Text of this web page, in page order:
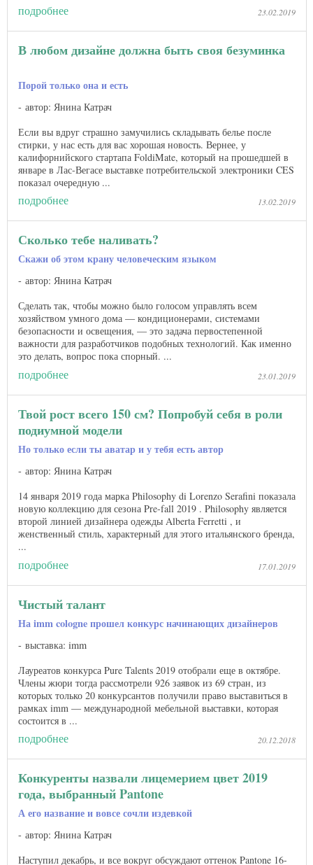
подробнее 23.02.2019
В любом дизайне должна быть своя безуминка
Порой только она и есть
автор: Янина Катрач
Если вы вдруг страшно замучились складывать белье после
стирки, у нас есть для вас хорошая новость. Вернее, у
калифорнийского стартапа FoldiMate, который на прошедшей в
январе в Лас-Вегасе выставке потребительской электроники CES
показал очередную ...
подробнее 13.02.2019
Сколько тебе наливать?
Скажи об этом крану человеческим языком
автор: Янина Катрач
Сделать так, чтобы можно было голосом управлять всем
хозяйством умного дома — кондиционерами, системами
безопасности и освещения, — это задача первостепенной
важности для разработчиков подобных технологий. Как именно
это делать, вопрос пока спорный. ...
подробнее 23.01.2019
Твой рост всего 150 см? Попробуй себя в роли
подиумной модели
Но только если ты аватар и у тебя есть автор
автор: Янина Катрач
14 января 2019 года марка Philosophy di Lorenzo Serafini показала
новую коллекцию для сезона Pre-fall 2019 . Philosophy является
второй линией дизайнера одежды Alberta Ferretti , и
женственный стиль, характерный для этого итальянского бренда,
...
подробнее 17.01.2019
Чистый талант
На imm cologne прошел конкурс начинающих дизайнеров
выставка: imm
Лауреатов конкурса Pure Talents 2019 отобрали еще в октябре.
Члены жюри тогда рассмотрели 926 заявок из 69 стран, из
которых только 20 конкурсантов получили право выставиться в
рамках imm — международной мебельной выставки, которая
состоится в ...
подробнее 20.12.2018
Конкуренты назвали лицемерием цвет 2019
года, выбранный Pantone
А его название и вовсе сочли издевкой
автор: Янина Катрач
Наступил декабрь, и все вокруг обсуждают оттенок Pantone 16-